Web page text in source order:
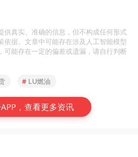
供真实、准确的信息，但不构成任何形式
依据。文章中可能存在涉及人工智能模型
可能存在一定的偏差或遗漏，请自行判断
# LU燃油
，查看更多资讯